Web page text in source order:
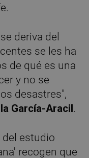
deriva del
se les ha
de qué es una
y no se
desastres",
García-Aracil.
estudio
recogen que